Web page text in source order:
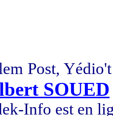
Post,
SOUED
Info est en